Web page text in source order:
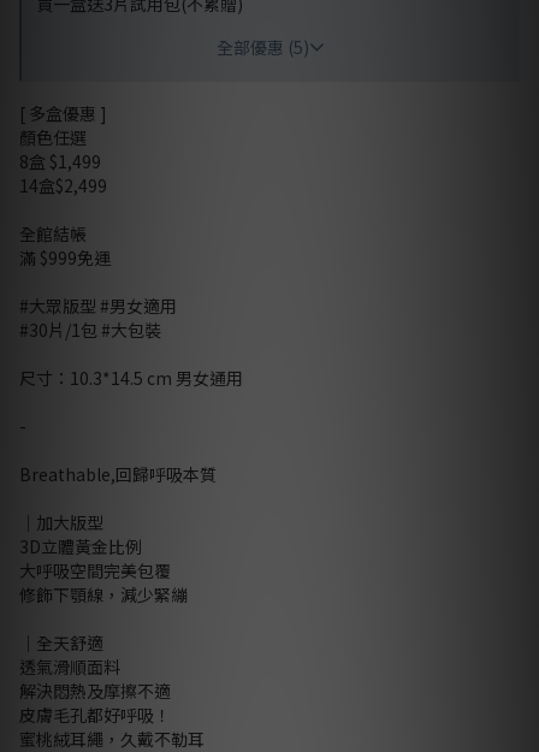
全部優惠 (5)
[ 多盒優惠 ]
顏色任選
8盒 $1,499
14盒$2,499
全館結帳
滿 $999免運
#大眾版型 #男女適用
#30片/1包 #大包裝
尺寸：10.3*14.5 cm 男女通用
-
Breathable,回歸呼吸本質
｜加大版型
3D立體黃金比例
大呼吸空間完美包覆
修飾下顎線，減少緊繃
｜全天舒適
透氣滑順面料
解決悶熱及摩擦不適
皮膚毛孔都好呼吸！
蜜桃絨耳繩，久戴不勒耳